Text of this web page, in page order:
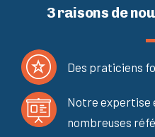
3 raisons de
Des praticiens
Notre expertise
nombreuses